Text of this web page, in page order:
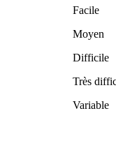
Facile
Moyen
Difficile
Très
Variable